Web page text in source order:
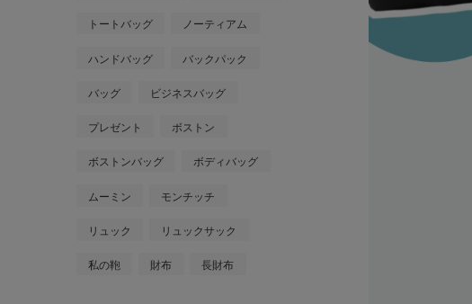
トートバッグ ノーティアム
ハンドバッグ バックパック
バッグ ビジネスバッグ
プレゼント ボストン
ボストンバッグ ボディバッグ
ムーミン モンチッチ
リュック リュックサック
私の鞄 財布 長財布